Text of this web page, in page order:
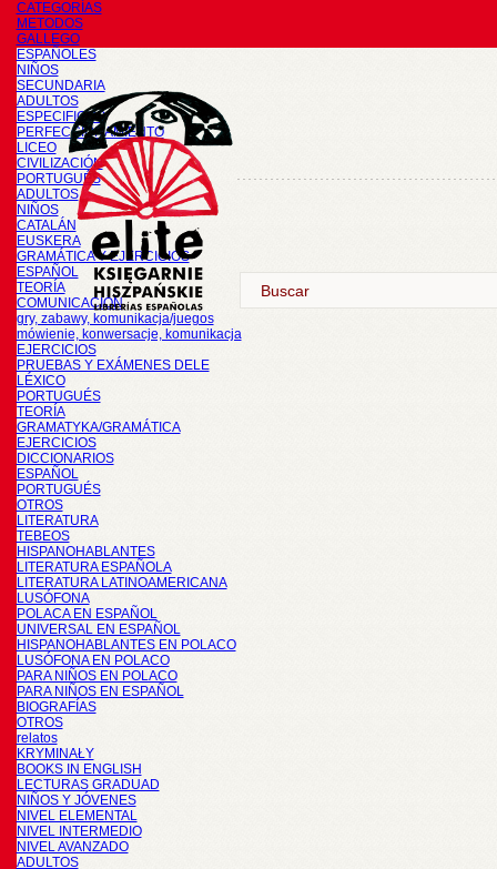
CATEGORÍAS
METODOS
GALLEGO
ESPAÑOLES
NIÑOS
SECUNDARIA
ADULTOS
ESPECIFICOS
PERFECCIONAMIENTO
LICEO
CIVILIZACIÓN
PORTUGUÉS
ADULTOS
NIÑOS
CATALÁN
EUSKERA
GRAMÁTICA Y EJERCICIOS
ESPAÑOL
TEORÍA
COMUNICACIÓN
gry, zabawy, komunikacja/juegos
mówienie, konwersacje, komunikacja
EJERCICIOS
PRUEBAS Y EXÁMENES DELE
LÉXICO
PORTUGUÉS
TEORÍA
GRAMATYKA/GRAMÁTICA
EJERCICIOS
DICCIONARIOS
ESPAÑOL
PORTUGUÉS
OTROS
LITERATURA
TEBEOS
HISPANOHABLANTES
LITERATURA ESPAÑOLA
LITERATURA LATINOAMERICANA
LUSÓFONA
POLACA EN ESPAÑOL
UNIVERSAL EN ESPAÑOL
HISPANOHABLANTES EN POLACO
LUSÓFONA EN POLACO
PARA NIÑOS EN POLACO
PARA NIÑOS EN ESPAÑOL
BIOGRAFÍAS
OTROS
relatos
KRYMINAŁY
BOOKS IN ENGLISH
LECTURAS GRADUAD
NIÑOS Y JÓVENES
NIVEL ELEMENTAL
NIVEL INTERMEDIO
NIVEL AVANZADO
ADULTOS